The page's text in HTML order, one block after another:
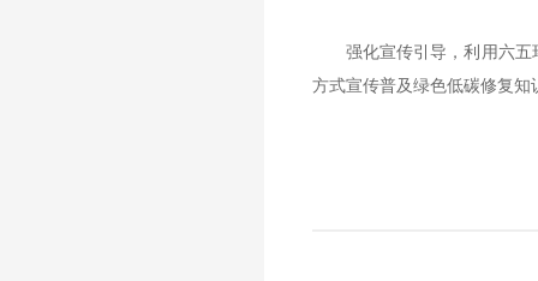
强化宣传引导，利用六
方式宣传普及绿色低碳修复